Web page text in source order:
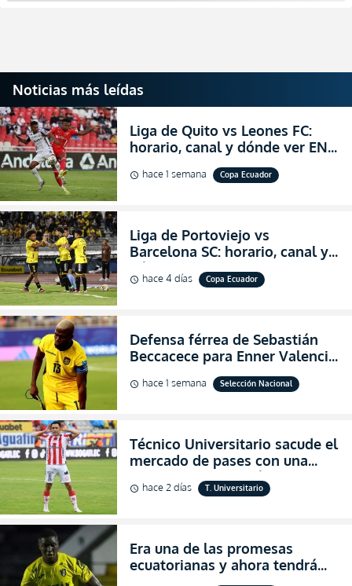
Noticias más leídas
Liga de Quito vs Leones FC:
horario, canal y dónde ver EN
VIVO los octavos de final de la
Copa Ecuador 2026
schedule hace 1 semana Copa Ecuador
Liga de Portoviejo vs
Barcelona SC: horario, canal y
dónde ver EN VIVO los octavos
de final de la Copa Ecuador
schedule hace 4 días Copa Ecuador
Defensa férrea de Sebastián
Beccacece para Enner Valencia
al indicar que era el hombre
indicado para Ecuador
schedule hace 1 semana Selección Nacional
Técnico Universitario sacude el
mercado de pases con una
verdadera revolución para
asegurar la permanencia
schedule hace 2 días T. Universitario
Era una de las promesas
ecuatorianas y ahora tendrá
una nueva oportunidad en